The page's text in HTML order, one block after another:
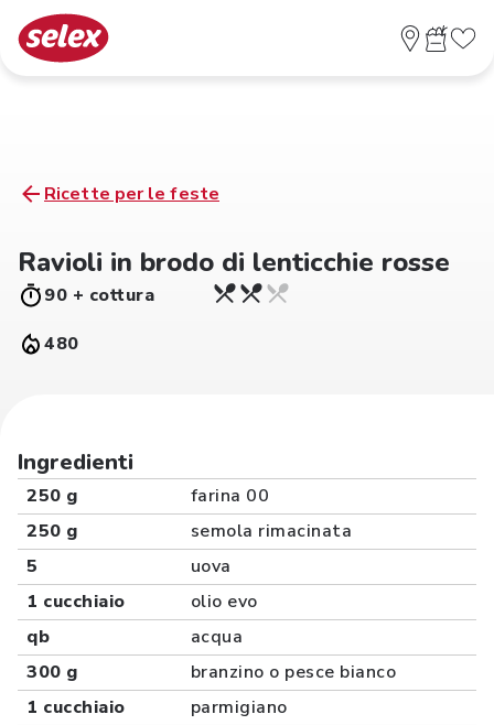
Ricette per le feste
Ravioli in brodo di lenticchie rosse
90 + cottura
480
Ingredienti
250 g
farina 00
250 g
semola rimacinata
5
uova
1 cucchiaio
olio evo
qb
acqua
300 g
branzino o pesce bianco
1 cucchiaio
parmigiano